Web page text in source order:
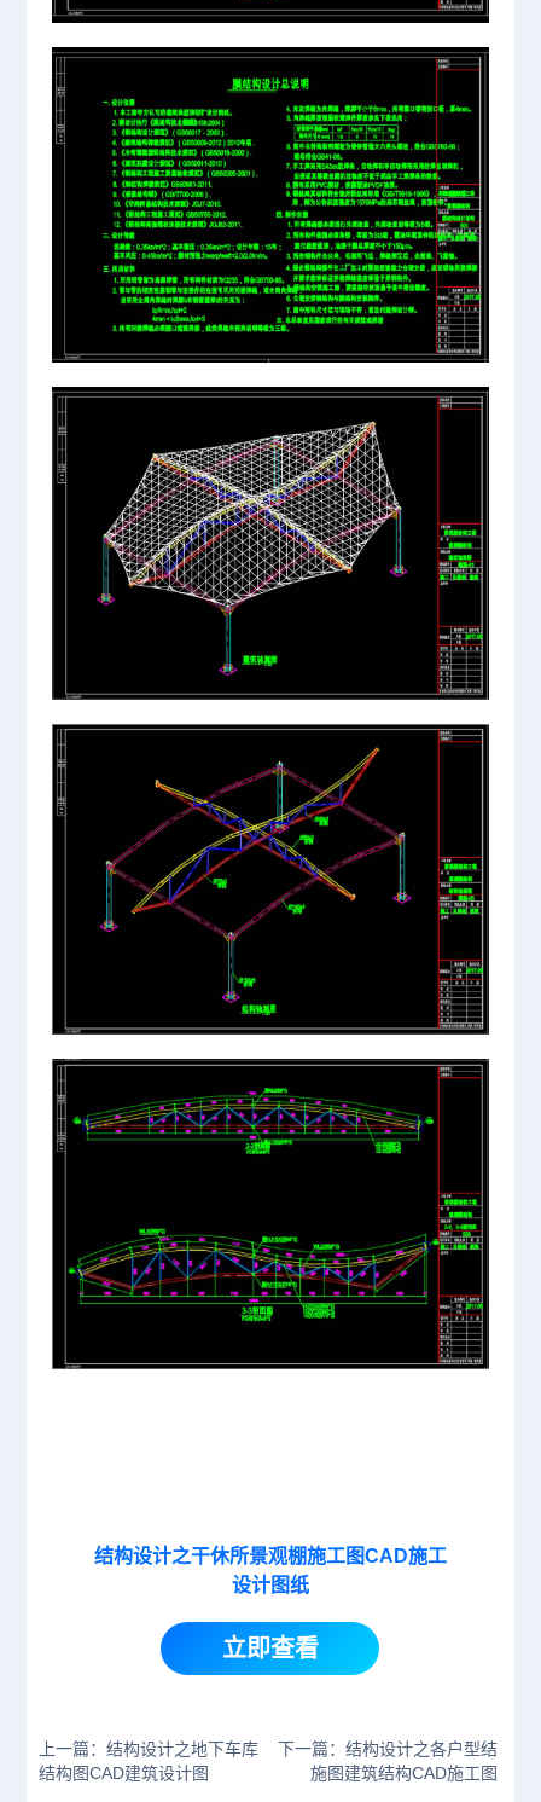
结构设计之干休所景观棚施工图CAD施工
设计图纸
立即查看
上一篇：结构设计之地下车库
结构图CAD建筑设计图
下一篇：结构设计之各户型结
施图建筑结构CAD施工图